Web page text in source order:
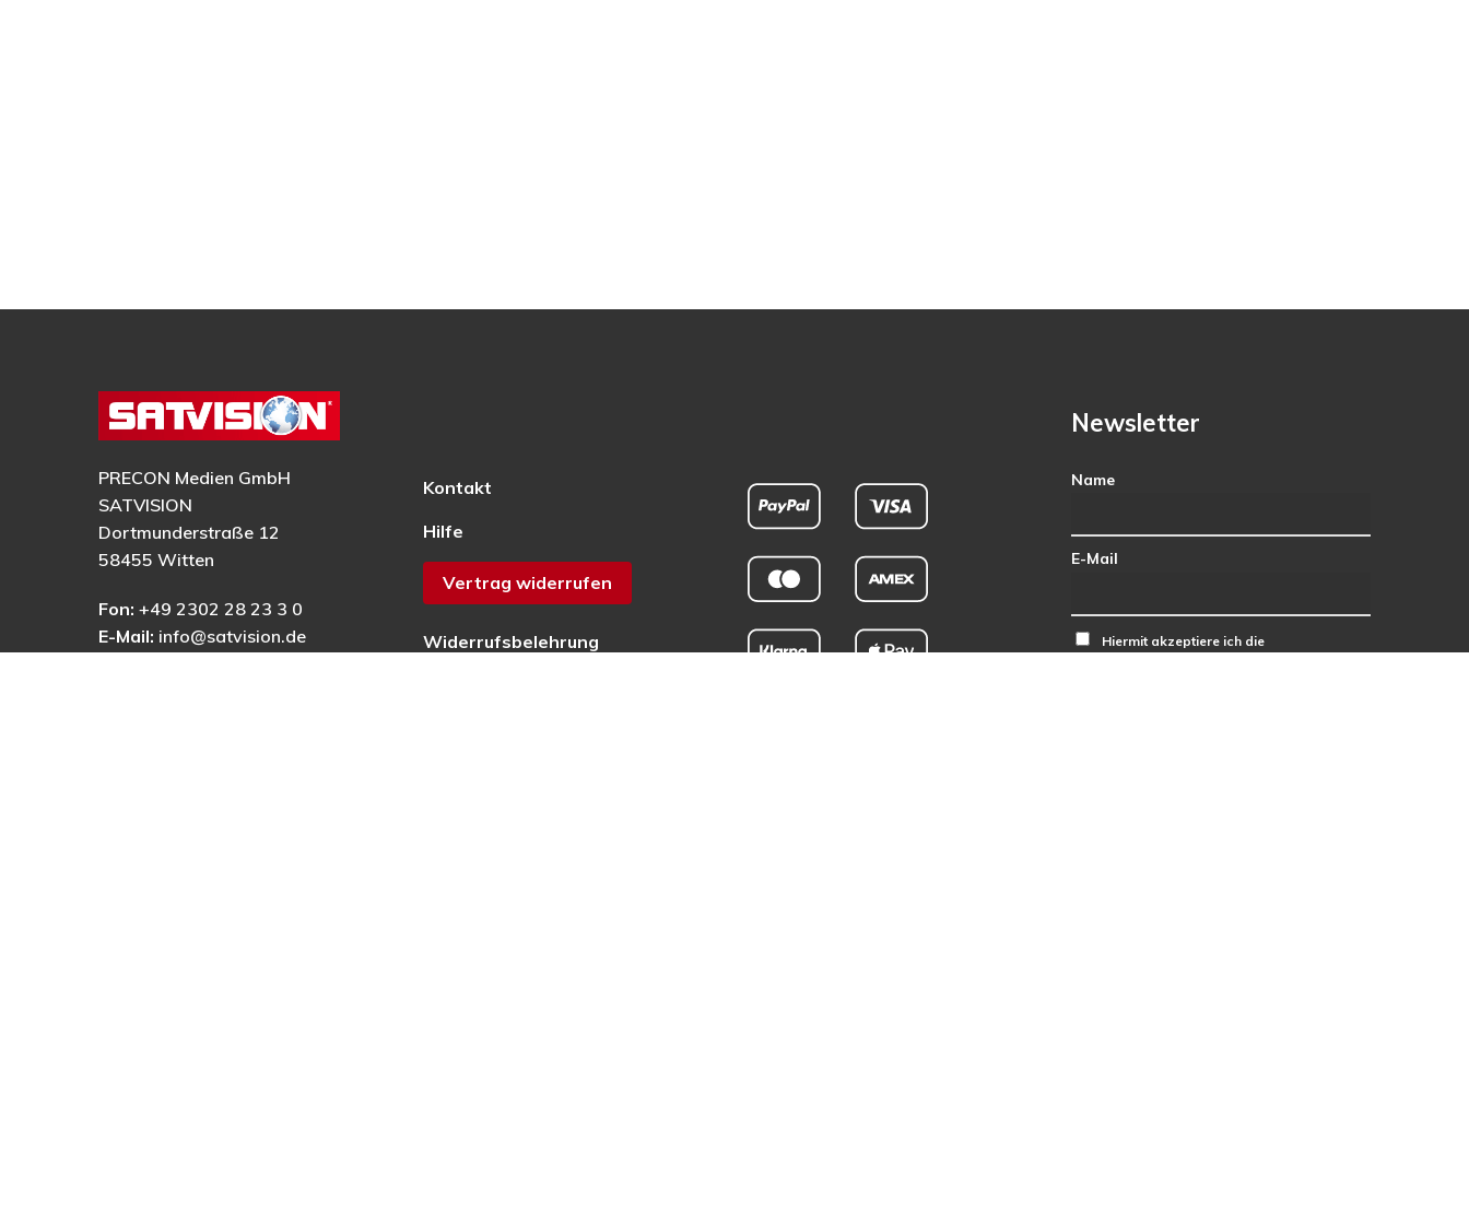
PRECON Medien GmbH
SATVISION
Dortmunderstraße 12
58455 Witten
Fon: +49 2302 28 23 3 0
E-Mail: info@satvision.de
Kontakt
Hilfe
Vertrag widerrufen
Widerrufsbelehrung
Newsletter
Name
E-Mail
Hiermit akzeptiere ich die